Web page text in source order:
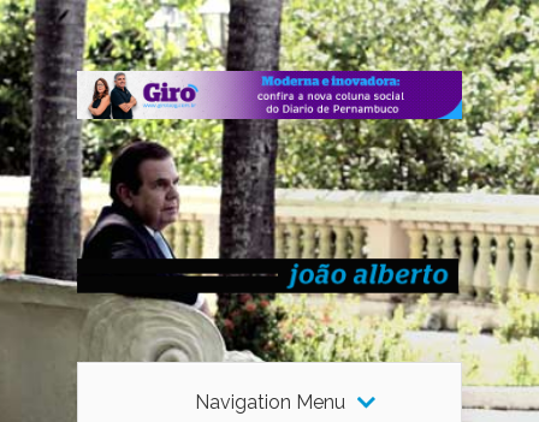
Navigation Menu